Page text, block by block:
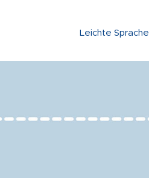
Leichte Sprache